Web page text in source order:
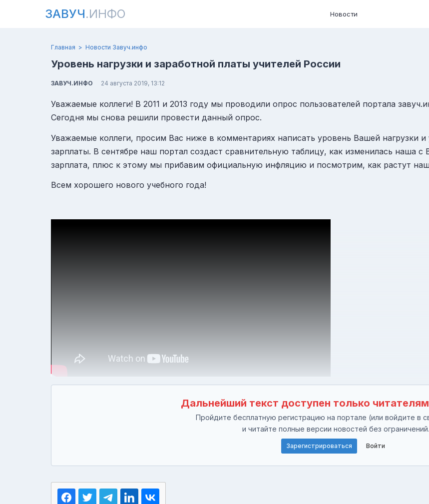
ЗАВУЧ.ИНФО Новости
Главная Новости Завуч.инфо
Уровень нагрузки и заработной платы учителей России
ЗАВУЧ.ИНФО 24 августа 2019, 13:12
Уважаемые коллеги! В 2011 и 2013 году мы проводили опрос пользователей портала
Сегодня мы снова решили провести данный опрос.
Уважаемые коллеги, просим Вас ниже в комментариях написать уровень Вашей нагрузки
зарплаты. В сентябре наш портал создаст сравнительную таблицу, как изменилась наша с
зарплата, плюс к этому мы прибавим официальную инфляцию и посмотрим, как растут
Всем хорошего нового учебного года!
Дальнейший текст доступен только
Пройдите бесплатную регистрацию на портале (или войдите в
и читайте полные версии новостей без ограничений.
Зарегистрироваться Войти